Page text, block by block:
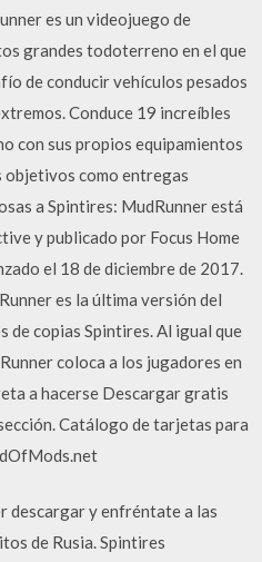
es un videojuego de
grandes todoterreno en el que
de conducir vehículos pesados
Conduce 19 increíbles
con sus propios equipamientos
como entregas
a Spintires: MudRunner está
y publicado por Focus Home
el 18 de diciembre de 2017.
es la última versión del
de copias Spintires. Al igual que
coloca a los jugadores en
a hacerse Descargar gratis
Catálogo de tarjetas para
descargar y enfréntate a las
de Rusia. Spintires